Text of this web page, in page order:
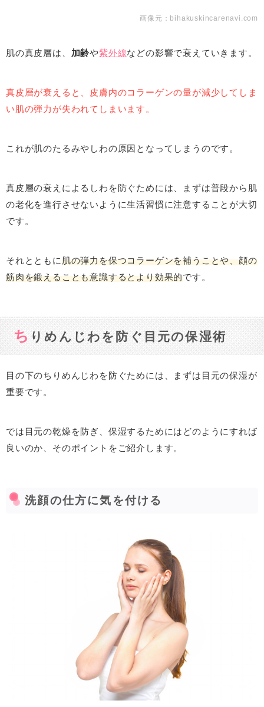
画像元： bihakuskincarenavi.com
肌の真皮層は、 加齢や紫外線などの影響で衰えていきます。
真皮層が衰えると、皮膚内のコラーゲンの量が減少してしま
い肌の弾力が失われてしまいます。
これが肌のたるみやしわの原因となってしまうのです。
真皮層の衰えによるしわを防ぐためには、まずは普段から肌
の老化を進行させないように生活習慣に注意することが大切
です。
それとともに肌の弾力を保つコラーゲンを補うことや、顔の
筋肉を鍛えることも意識するとより効果的です。
ち りめんじわを防ぐ目元の保湿術
目の下のちりめんじわを防ぐためには、まずは目元の保湿が
重要です。
では目元の乾燥を防ぎ、保湿するためにはどのようにすれば
良いのか、そのポイントをご紹介します。
洗顔の仕方に気を付ける